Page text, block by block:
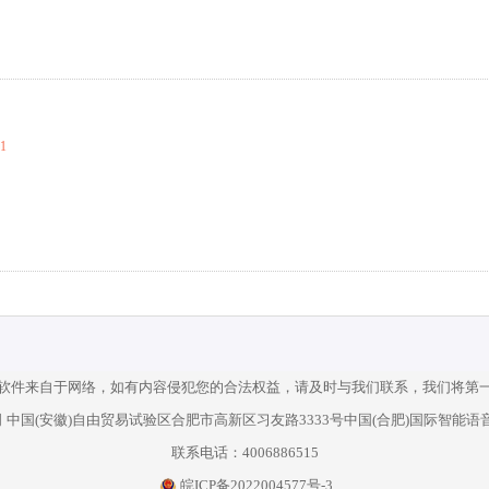
件来自于网络，如有内容侵犯您的合法权益，请及时与我们联系，我们将第
国(安徽)自由贸易试验区合肥市高新区习友路3333号中国(合肥)国际智能语
联系电话：4006886515
皖ICP备2022004577号-3